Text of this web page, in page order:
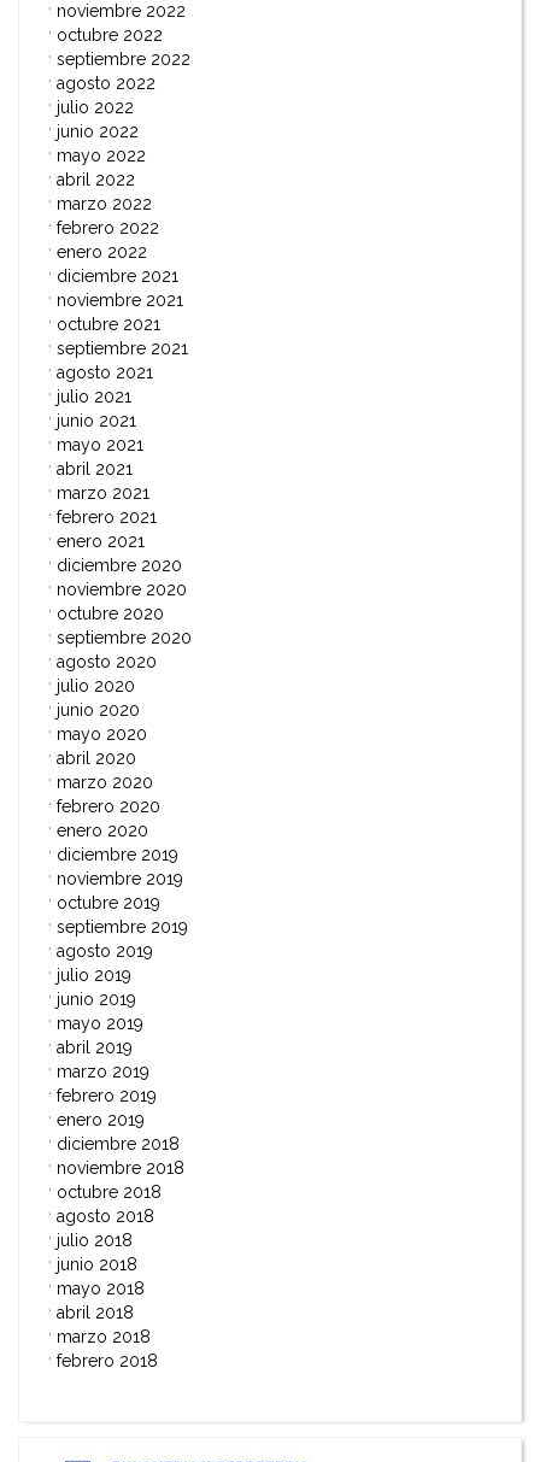
noviembre 2022
octubre 2022
septiembre 2022
agosto 2022
julio 2022
junio 2022
mayo 2022
abril 2022
marzo 2022
febrero 2022
enero 2022
diciembre 2021
noviembre 2021
octubre 2021
septiembre 2021
agosto 2021
julio 2021
junio 2021
mayo 2021
abril 2021
marzo 2021
febrero 2021
enero 2021
diciembre 2020
noviembre 2020
octubre 2020
septiembre 2020
agosto 2020
julio 2020
junio 2020
mayo 2020
abril 2020
marzo 2020
febrero 2020
enero 2020
diciembre 2019
noviembre 2019
octubre 2019
septiembre 2019
agosto 2019
julio 2019
junio 2019
mayo 2019
abril 2019
marzo 2019
febrero 2019
enero 2019
diciembre 2018
noviembre 2018
octubre 2018
agosto 2018
julio 2018
junio 2018
mayo 2018
abril 2018
marzo 2018
febrero 2018